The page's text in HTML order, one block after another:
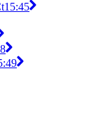
15:45